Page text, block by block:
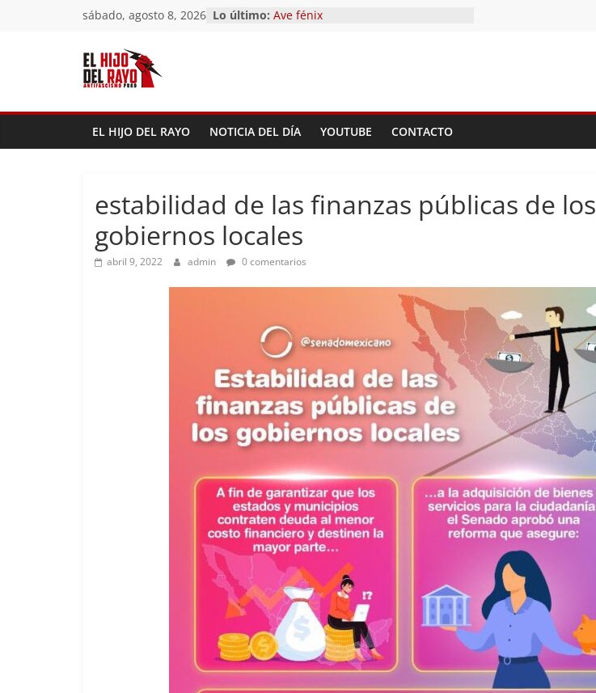
sábado, agosto 8, 2026 Lo último: Pandemonium)
EL HIJO DEL RAYO NOTICIA DEL DÍA YOUTUBE CONTACTO
estabilidad de las finanzas públicas de los
gobiernos locales
abril 9, 2022 admin 0 comentarios